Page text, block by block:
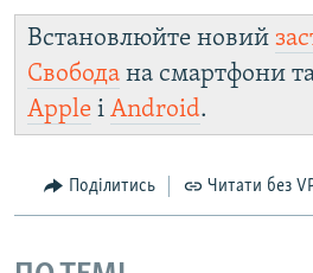
Встановлюйте новий
Свобода на смартфони
Apple і Android.
Поділитись Читати без